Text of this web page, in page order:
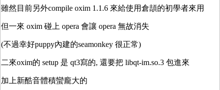
雖然目前另外compile oxim 1.1.6 來給使用倉頡的初學者來用
但一來 oxim 碰上 opera 會讓 opera 無故消失
(不過幸好puppy內建的seamonkey 很正常)
二來oxim的 setup 是 qt3寫的, 還要把 libqt-im.so.3 包進來
加上新酷音體積蠻龐大的